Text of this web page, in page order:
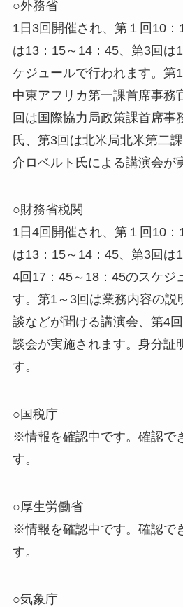
○外務省
1日3回開催され、第１回10：
は13：15～14：45、第3回は
ケジュールで行われます。第
中東アフリカ第一課首席事務
回は国際協力局政策課首席事
氏、第3回は北米局北米第二
介ロベルト氏による講演会が
○財務省税関
1日4回開催され、第１回10：
は13：15～14：45、第3回は
4回17：45～18：45のスケジ
す。第1～3回は業務内容の説
談などが聞ける講演会、第4
談会が実施されます。身分証
す。
○国税庁
※情報を確認中です。確認で
す。
○厚生労働省
※情報を確認中です。確認で
す。
○気象庁